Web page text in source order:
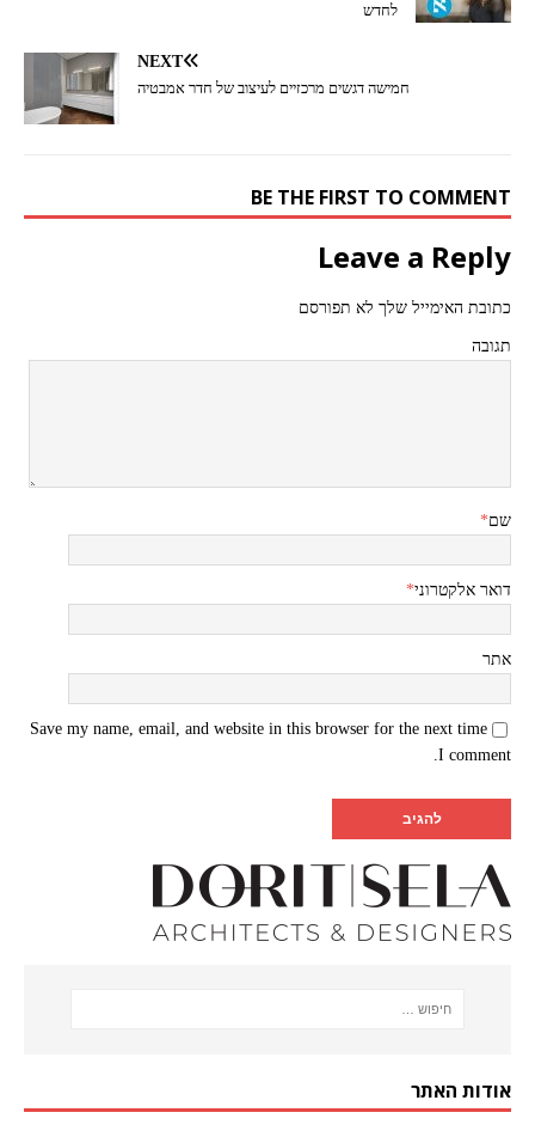
לחדש
NEXT
חמישה דגשים מרכזיים לעיצוב של חדר אמבטיה
BE THE FIRST TO COMMENT
Leave a Reply
כתובת האימייל שלך לא תפורסם
תגובה
שם*
דואר אלקטרוני*
אתר
Save my name, email, and website in this browser for the next time
I comment.
אודות האתר